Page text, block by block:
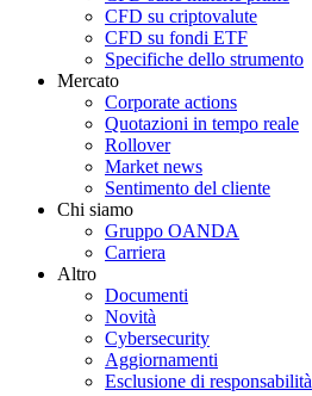
CFD su criptovalute
CFD su fondi ETF
Specifiche dello strumento
Mercato
Corporate actions
Quotazioni in tempo reale
Rollover
Market news
Sentimento del cliente
Chi siamo
Gruppo OANDA
Carriera
Altro
Documenti
Novità
Cybersecurity
Aggiornamenti
Esclusione di responsabilità